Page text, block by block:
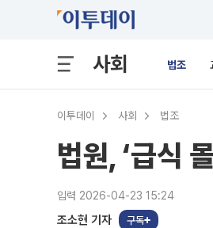
사회 법조
이투데이 사회 법조
법원, ‘급식
입력 2026-04-23 15:24
조소현 기자 구독